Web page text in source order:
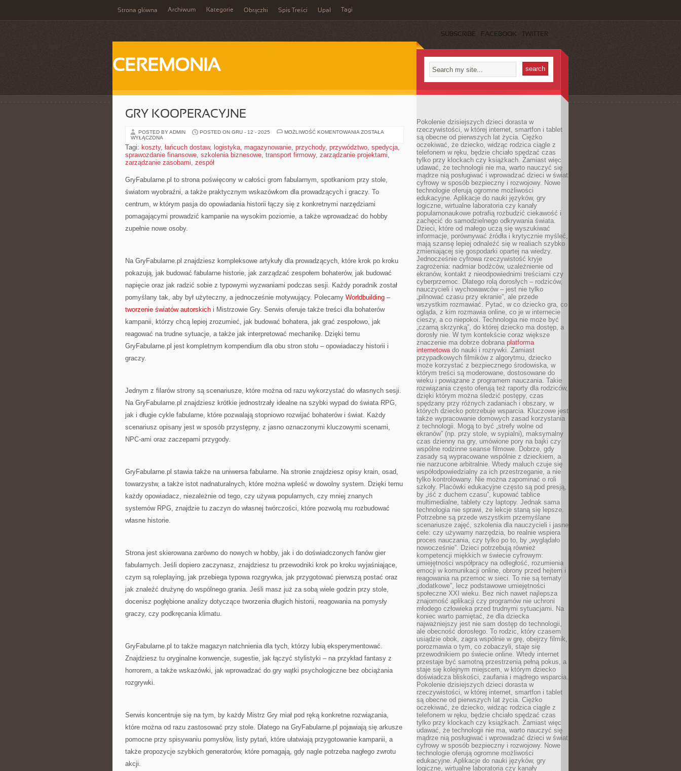
Strona główna Archiwum Kategorie Obrączki Spis Treści Upał Tagi
SUBSCRIBE FACEBOOK TWITTER
CEREMONIA
GRY KOOPERACYJNE
POSTED BY ADMIN POSTED ON GRU - 12 - 2025 MOŻLIWOŚĆ KOMENTOWANIA GRY
ZOSTAŁA
WYŁĄCZONA
Tagi: koszty, łańcuch dostaw, logistyka, magazynowanie, przychody, przywództwo, spedycja,
sprawozdanie finansowe, szkolenia biznesowe, transport firmowy, zarządzanie projektami,
zarządzanie zasobami, zespół
GryFabularne.pl to strona poświęcony w całości grom fabularnym, spotkaniom przy stole,
światom wyobraźni, a także praktycznym wskazówkom dla prowadzących i graczy. To
centrum, w którym pasja do opowiadania historii łączy się z konkretnymi narzędziami
pomagającymi prowadzić kampanie na wysokim poziomie, a także wprowadzać do hobby
zupełnie nowe osoby.
Na GryFabularne.pl znajdziesz kompleksowe artykuły dla prowadzących, które krok po kroku
pokazują, jak budować fabularne historie, jak zarządzać zespołem bohaterów, jak budować
napięcie oraz jak radzić sobie z typowymi wyzwaniami podczas sesji. Każdy poradnik został
pomyślany tak, aby był użyteczny, a jednocześnie motywujący. Polecamy Worldbuilding –
tworzenie światów autorskich i Mistrzowie Gry. Serwis oferuje także treści dla bohaterów
kampanii, którzy chcą lepiej zrozumieć, jak budować bohatera, jak grać zespołowo, jak
reagować na trudne sytuacje, a także jak interpretować mechanikę. Dzięki temu
GryFabularne.pl jest kompletnym kompendium dla obu stron stołu – opowiadaczy historii i
graczy.
Jednym z filarów strony są scenariusze, które można od razu wykorzystać do własnych sesji.
Na GryFabularne.pl znajdziesz krótkie jednostrzały idealne na szybki wypad do świata RPG,
jak i długie cykle fabularne, które pozwalają stopniowo rozwijać bohaterów i świat. Każdy
scenariusz opisany jest w sposób przystępny, z jasno oznaczonymi kluczowymi scenami,
NPC-ami oraz zaczepami przygody.
GryFabularne.pl stawia także na uniwersa fabularne. Na stronie znajdziesz opisy krain, osad,
towarzystw, a także istot nadnaturalnych, które można wpleść w dowolny system. Dzięki temu
każdy opowiadacz, niezależnie od tego, czy używa popularnych, czy mniej znanych
systemów RPG, znajdzie tu zaczyn do własnej twórczości, które pozwolą mu rozbudować
własne historie.
Strona jest skierowana zarówno do nowych w hobby, jak i do doświadczonych fanów gier
fabularnych. Jeśli dopiero zaczynasz, znajdziesz tu przewodniki krok po kroku wyjaśniające,
czym są roleplaying, jak przebiega typowa rozgrywka, jak przygotować pierwszą postać oraz
jak znaleźć drużynę do wspólnego grania. Jeśli masz już za sobą wiele godzin przy stole,
docenisz pogłębione analizy dotyczące tworzenia długich historii, reagowania na pomysły
graczy, czy podkręcania klimatu.
GryFabularne.pl to także magazyn natchnienia dla tych, którzy lubią eksperymentować.
Znajdziesz tu oryginalne konwencje, sugestie, jak łączyć stylistyki – na przykład fantasy z
horrorem, a także wskazówki, jak wprowadzać do gry wątki psychologiczne bez obciążania
rozgrywki.
Serwis koncentruje się na tym, by każdy Mistrz Gry miał pod ręką konkretne rozwiązania,
które można od razu zastosować przy stole. Dlatego na GryFabularne.pl pojawiają się arkusze
pomocne przy spisywaniu pomysłów, listy pytań, które ułatwiają przygotowanie kampanii, a
także propozycje szybkich generatorów, które pomagają, gdy nagle potrzeba nagłego zwrotu
akcji.
Pokolenie dzisiejszych dzieci dorasta w
rzeczywistości, w której internet, smartfon i tablet
są obecne od pierwszych lat życia. Ciężko
oczekiwać, że dziecko, widząc rodzica ciągle z
telefonem w ręku, będzie chciało spędzać czas
tylko przy klockach czy książkach. Zamiast więc
udawać, że technologii nie ma, warto nauczyć się
mądrze nią posługiwać i wprowadzać dzieci w świat
cyfrowy w sposób bezpieczny i rozwojowy. Nowe
technologie oferują ogromne możliwości
edukacyjne. Aplikacje do nauki języków, gry
logiczne, wirtualne laboratoria czy kanały
popularnonaukowe potrafią rozbudzić ciekawość i
zachęcić do samodzielnego odkrywania świata.
Dzieci, które od małego uczą się wyszukiwać
informacje, porównywać źródła i krytycznie myśleć,
mają szansę lepiej odnaleźć się w realiach szybko
zmieniającej się gospodarki opartej na wiedzy.
Jednocześnie cyfrowa rzeczywistość kryje
zagrożenia: nadmiar bodźców, uzależnienie od
ekranów, kontakt z nieodpowiednimi treściami czy
cyberprzemoc. Dlatego rolą dorosłych – rodziców,
nauczycieli i wychowawców – jest nie tylko
„pilnować czasu przy ekranie”, ale przede
wszystkim rozmawiać. Pytać, w co dziecko gra, co
ogląda, z kim rozmawia online, co je w internecie
cieszy, a co niepokoi. Technologia nie może być
„czarną skrzynką”, do której dziecko ma dostęp, a
dorosły nie. W tym kontekście coraz większe
znaczenie ma dobrze dobrana platforma
internetowado nauki i rozrywki. Zamiast
przypadkowych filmików z algorytmu, dziecko
może korzystać z bezpiecznego środowiska, w
którym treści są moderowane, dostosowane do
wieku i powiązane z programem nauczania. Takie
rozwiązania często oferują też raporty dla rodziców,
dzięki którym można śledzić postępy, czas
spędzany przy różnych zadaniach i obszary, w
których dziecko potrzebuje wsparcia. Kluczowe jest
także wypracowanie domowych zasad korzystania
z technologii. Mogą to być „strefy wolne od
ekranów” (np. przy stole, w sypialni), maksymalny
czas dzienny na gry, umówione pory na bajki czy
wspólne rodzinne seanse filmowe. Dobrze, gdy
zasady są wypracowane wspólnie z dzieckiem, a
nie narzucone arbitralnie. Wtedy maluch czuje się
współodpowiedzialny za ich przestrzeganie, a nie
tylko kontrolowany. Nie można zapominać o roli
szkoły. Placówki edukacyjne często są pod presją,
by „iść z duchem czasu”, kupować tablice
multimedialne, tablety czy laptopy. Jednak sama
technologia nie sprawi, że lekcje staną się lepsze.
Potrzebne są przede wszystkim przemyślane
scenariusze zajęć, szkolenia dla nauczycieli i jasne
cele: czy używamy narzędzia, bo realnie wspiera
proces nauczania, czy tylko po to, by „wyglądało
nowocześnie”. Dzieci potrzebują również
kompetencji miękkich w świecie cyfrowym:
umiejętności współpracy na odległość, rozumienia
emocji w komunikacji online, obrony przed hejtem i
reagowania na przemoc w sieci. To nie są tematy
„dodatkowe”, lecz podstawowe umiejętności
społeczne XXI wieku. Bez nich nawet najlepsza
znajomość aplikacji czy programów nie uchroni
młodego człowieka przed trudnymi sytuacjami. Na
koniec warto pamiętać, że dla dziecka
najważniejszy jest nie sam dostęp do technologii,
ale obecność dorosłego. To rodzic, który czasem
usiądzie obok, zagra wspólnie w grę, obejrzy filmik,
porozmawia o tym, co zobaczyli, staje się
przewodnikiem po świecie online. Wtedy internet
przestaje być samotną przestrzenią pełną pokus, a
staje się kolejnym miejscem, w którym dziecko
doświadcza bliskości, zaufania i mądrego wsparcia.
Pokolenie dzisiejszych dzieci dorasta w
rzeczywistości, w której internet, smartfon i tablet
są obecne od pierwszych lat życia. Ciężko
oczekiwać, że dziecko, widząc rodzica ciągle z
telefonem w ręku, będzie chciało spędzać czas
tylko przy klockach czy książkach. Zamiast więc
udawać, że technologii nie ma, warto nauczyć się
mądrze nią posługiwać i wprowadzać dzieci w świat
cyfrowy w sposób bezpieczny i rozwojowy. Nowe
technologie oferują ogromne możliwości
edukacyjne. Aplikacje do nauki języków, gry
logiczne, wirtualne laboratoria czy kanały